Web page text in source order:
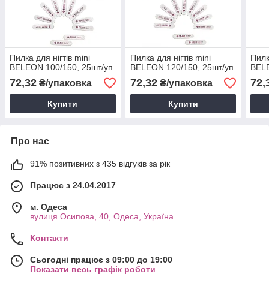
Пилка для нігтів mini
BELEON 100/150, 25шт/уп.
72,32 ₴/упаковка
Купити
Пилка для нігтів mini
BELEON 120/150, 25шт/уп.
72,32₴/упаковка
Купити
Про нас
91% позитивних з 435 відгуків за рік
Працює з 24.04.2017
м. Одеса
вулиця Осипова, 40, Одеса, Україна
Контакти
Сьогодні працює з 09:00 до 19:00
Показати весь графік роботи